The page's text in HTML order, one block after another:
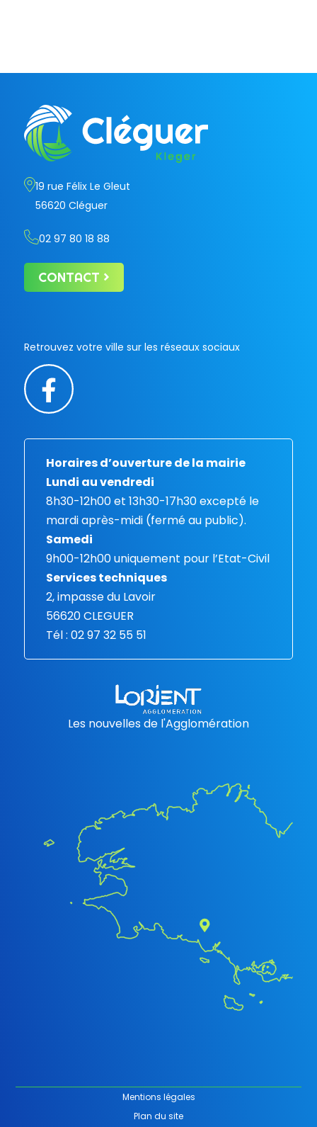
19 rue Félix Le Gleut
56620 Cléguer
02 97 80 18 88
CONTACT
Retrouvez votre ville sur les réseaux sociaux
Horaires d’ouverture de la mairie
Lundi au vendredi
8h30-12h00 et 13h30-17h30 excepté le
mardi après-midi (fermé au public).
Samedi
9h00-12h00 uniquement pour l’Etat-Civil
Services techniques
2, impasse du Lavoir
56620 CLEGUER
Tél : 02 97 32 55 51
Les nouvelles de l'Agglomération
Mentions légales
Plan du site